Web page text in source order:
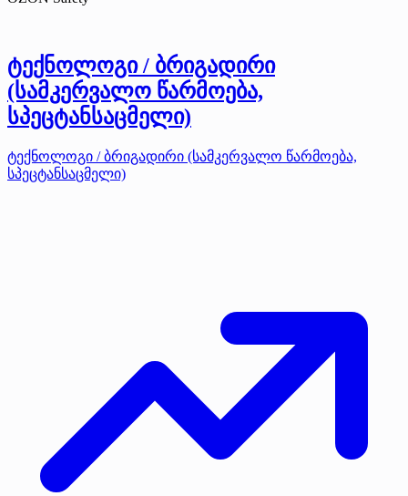
ტექნოლოგი / ბრიგადირი
(სამკერვალო წარმოება,
სპეცტანსაცმელი)
ტექნოლოგი / ბრიგადირი (სამკერვალო წარმოება,
სპეცტანსაცმელი)